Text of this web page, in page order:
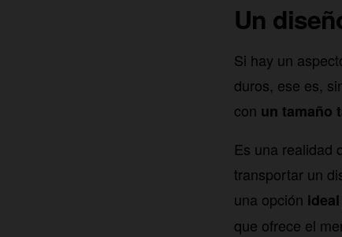
Un
Si hay un
duros, ese es,
con un tamaño
Es una realidad
transportar un
una opción
que ofrece el